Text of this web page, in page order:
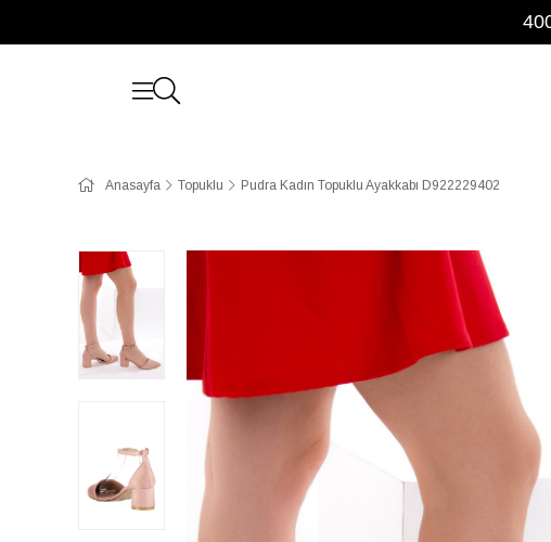
Anasayfa Topuklu Pudra Kadın Topuklu Ayakkabı D922229402